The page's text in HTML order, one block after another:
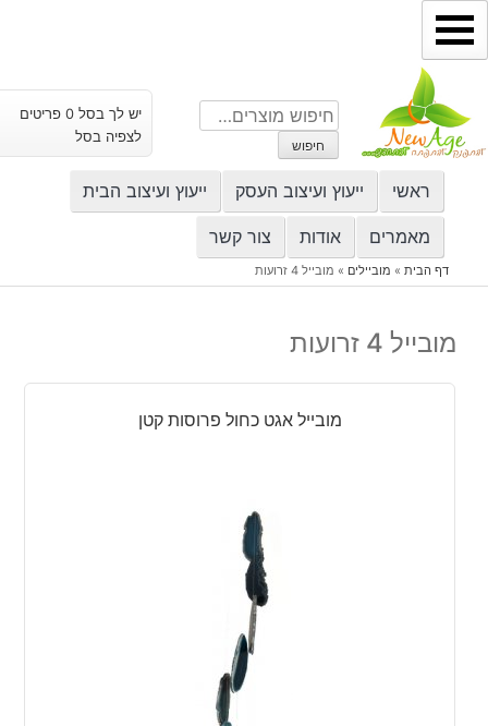
דילוג
לתוכן
חיפוש
עבור:
חיפוש
יש לך בסל 0 פריטים
לצפיה בסל
ראשי ייעוץ ועיצוב העסק ייעוץ ועיצוב הבית
מאמרים אודות צור קשר
דף הבית» מוביילים » מובייל 4 זרועות
מובייל 4 זרועות
מובייל אגט כחול פרוסות קטן